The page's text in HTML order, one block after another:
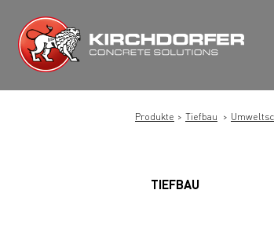
Inhalt
springen
Produkte Tiefbau
TIEFBAU